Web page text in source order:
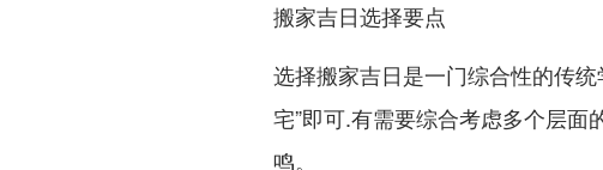
搬家吉日选择要点
选择搬家吉日是一门综合性的传统
宅”即可.有需要综合考虑多个层
鸣。